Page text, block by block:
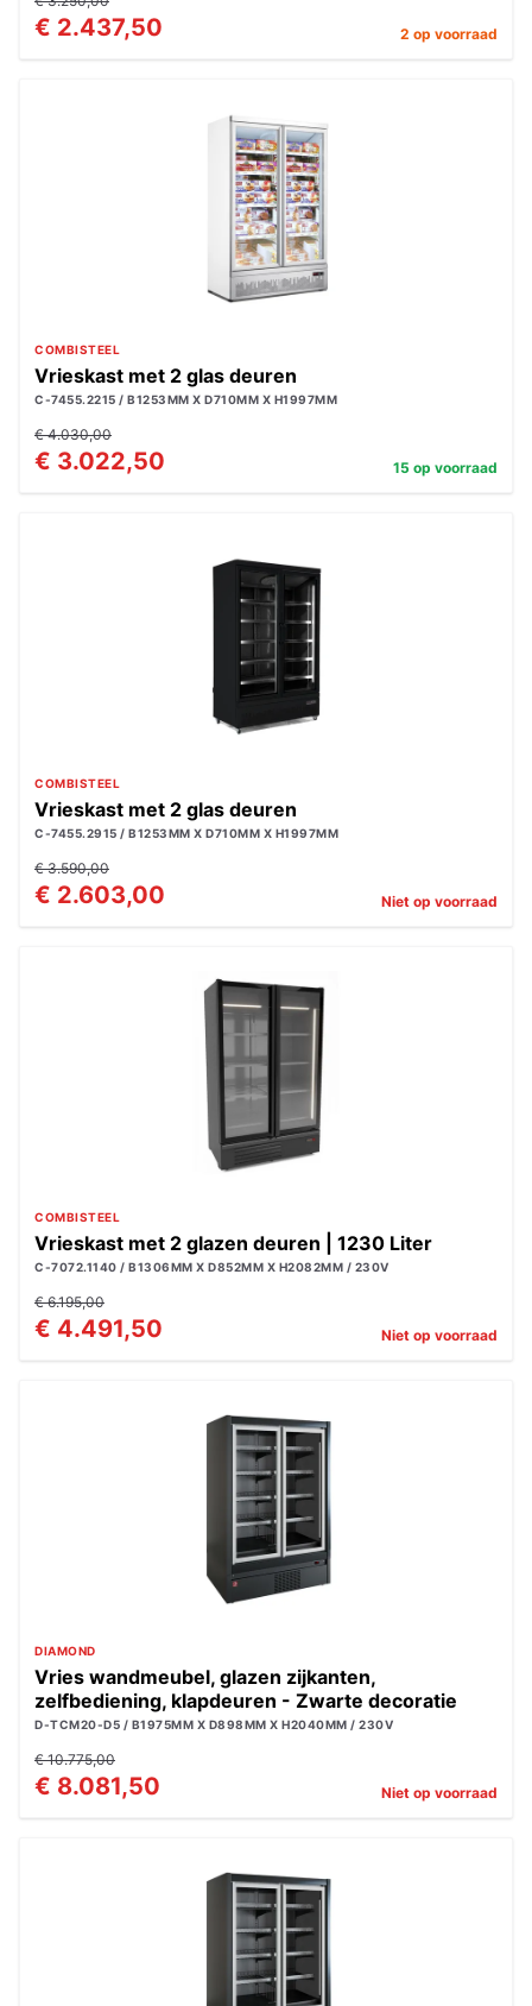
€ 2.437,50 2 op voorraad
COMBISTEEL
Vrieskast met 2 glas deuren
C-7455.2215 / B1253MM X D710MM X H1997MM
€ 4.030,00
€ 3.022,50 15 op voorraad
COMBISTEEL
Vrieskast met 2 glas deuren
C-7455.2915 / B1253MM X D710MM X H1997MM
€ 3.590,00
€ 2.603,00 Niet op voorraad
COMBISTEEL
Vrieskast met 2 glazen deuren | 1230 Liter
C-7072.1140 / B1306MM X D852MM X H2082MM / 230V
€ 6.195,00
€ 4.491,50 Niet op voorraad
DIAMOND
Vries wandmeubel, glazen zijkanten,
zelfbediening, klapdeuren - Zwarte decoratie
D-TCM20-D5 / B1975MM X D898MM X H2040MM / 230V
€ 10.775,00
€ 8.081,50 Niet op voorraad